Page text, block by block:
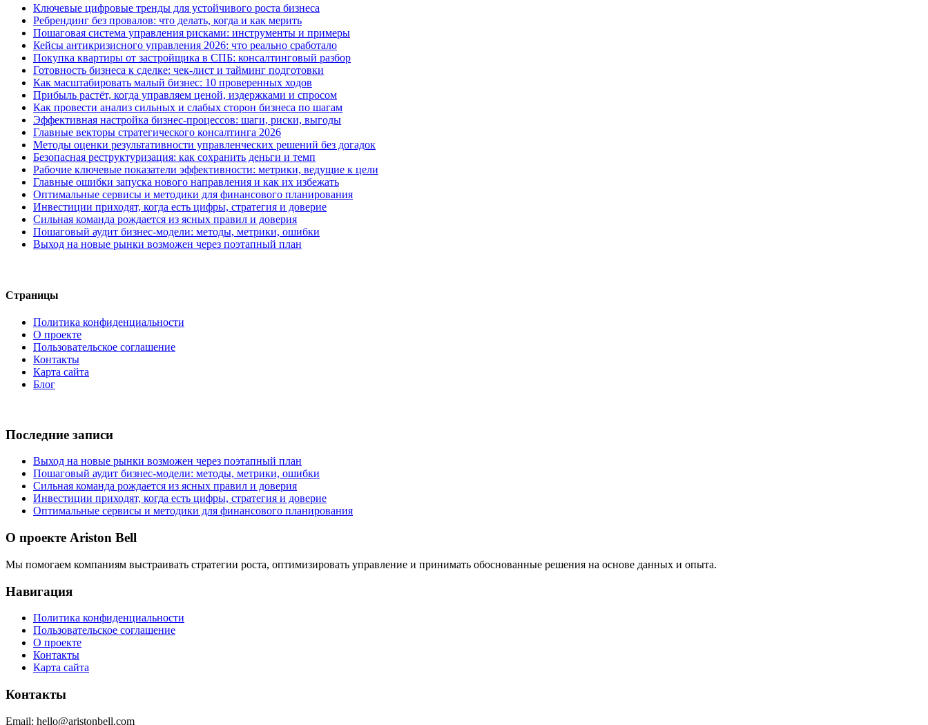
Ключевые цифровые тренды для устойчивого роста бизнеса
Ребрендинг без провалов: что делать, когда и как мерить
Пошаговая система управления рисками: инструменты и примеры
Кейсы антикризисного управления 2026: что реально сработало
Покупка квартиры от застройщика в СПБ: консалтинговый разбор
Готовность бизнеса к сделке: чек‑лист и тайминг подготовки
Как масштабировать малый бизнес: 10 проверенных ходов
Прибыль растёт, когда управляем ценой, издержками и спросом
Как провести анализ сильных и слабых сторон бизнеса по шагам
Эффективная настройка бизнес‑процессов: шаги, риски, выгоды
Главные векторы стратегического консалтинга 2026
Методы оценки результативности управленческих решений без догадок
Безопасная реструктуризация: как сохранить деньги и темп
Рабочие ключевые показатели эффективности: метрики, ведущие к цели
Главные ошибки запуска нового направления и как их избежать
Оптимальные сервисы и методики для финансового планирования
Инвестиции приходят, когда есть цифры, стратегия и доверие
Сильная команда рождается из ясных правил и доверия
Пошаговый аудит бизнес‑модели: методы, метрики, ошибки
Выход на новые рынки возможен через поэтапный план
Страницы
Политика конфиденциальности
О проекте
Пользовательское соглашение
Контакты
Карта сайта
Блог
Последние записи
Выход на новые рынки возможен через поэтапный план
Пошаговый аудит бизнес‑модели: методы, метрики, ошибки
Сильная команда рождается из ясных правил и доверия
Инвестиции приходят, когда есть цифры, стратегия и доверие
Оптимальные сервисы и методики для финансового планирования
О проекте Ariston Bell
Мы помогаем компаниям выстраивать стратегии роста, оптимизировать управление и принимать обоснованные решения на основе данных и опыта.
Навигация
Политика конфиденциальности
Пользовательское соглашение
О проекте
Контакты
Карта сайта
Контакты
Email: hello@aristonbell.com